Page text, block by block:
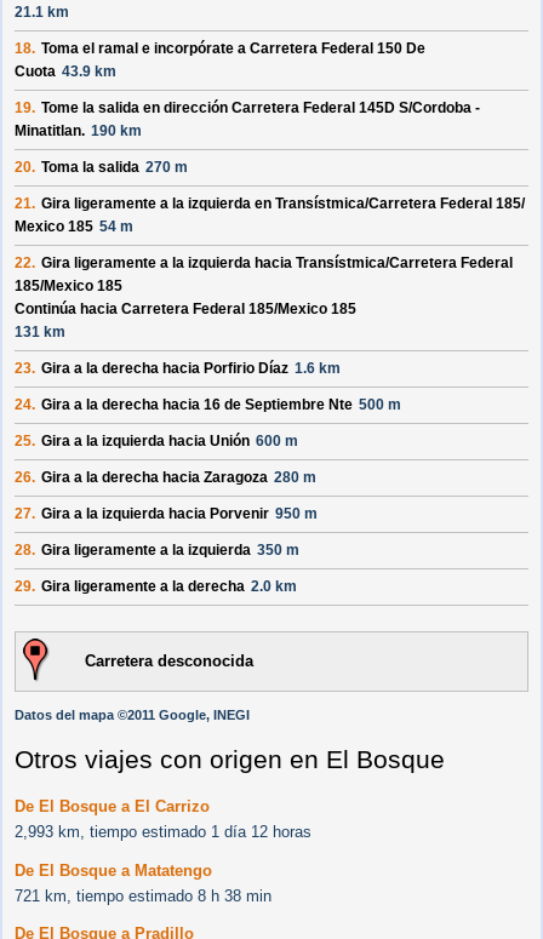
21.1 km
18. Toma el ramal e incorpórate a Carretera Federal 150 De
Cuota 43.9 km
19. Tome la salida en dirección Carretera Federal 145D S/Cordoba -
Minatitlan. 190 km
20. Toma la salida 270 m
21. Gira ligeramente a la izquierda en Transístmica/Carretera Federal 185/
Mexico 185 54 m
22. Gira ligeramente a la izquierda hacia Transístmica/Carretera Federal
185/Mexico 185
Continúa hacia Carretera Federal 185/Mexico 185
131 km
23. Gira a la derecha hacia Porfirio Díaz 1.6 km
24. Gira a la derecha hacia 16 de Septiembre Nte 500 m
25. Gira a la izquierda hacia Unión 600 m
26. Gira a la derecha hacia Zaragoza 280 m
27. Gira a la izquierda hacia Porvenir 950 m
28. Gira ligeramente a la izquierda 350 m
29. Gira ligeramente a la derecha 2.0 km
Carretera desconocida
Datos del mapa ©2011 Google, INEGI
Otros viajes con origen en El Bosque
De El Bosque a El Carrizo
2,993 km, tiempo estimado 1 día 12 horas
De El Bosque a Matatengo
721 km, tiempo estimado 8 h 38 min
De El Bosque a Pradillo